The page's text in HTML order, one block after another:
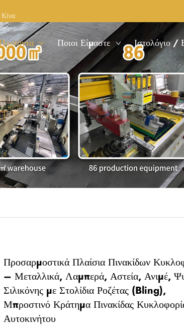
Ποιοι Είμαστε Ιστολόγιο /
Προσαρμοστικά Πλαίσια Πινακίδων
– Μεταλλικά, Λαμπερά, Αστεία, Ανιμέ,
Σιλικόνης με Στολίδια Ροζέτας (Bling),
Μπροστινό Κράτημα Πινακίδας
Αυτοκινήτου